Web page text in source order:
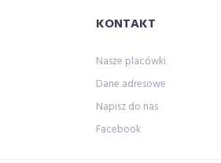
KONTAKT
Nasze placówki
Dane adresowe
Napisz do nas
Facebook